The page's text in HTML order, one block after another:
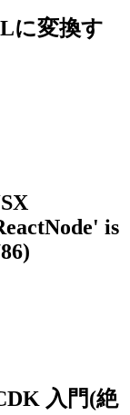
に変換す
is
入門(絶